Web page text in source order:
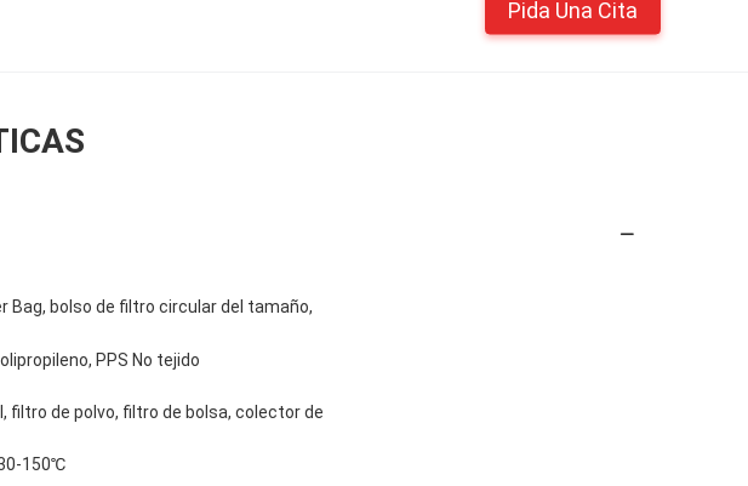
Pida Una Cita
Bag, bolso de filtro circular del tamaño,
PPS No tejido
filtro de polvo, filtro de bolsa, colector de
150℃